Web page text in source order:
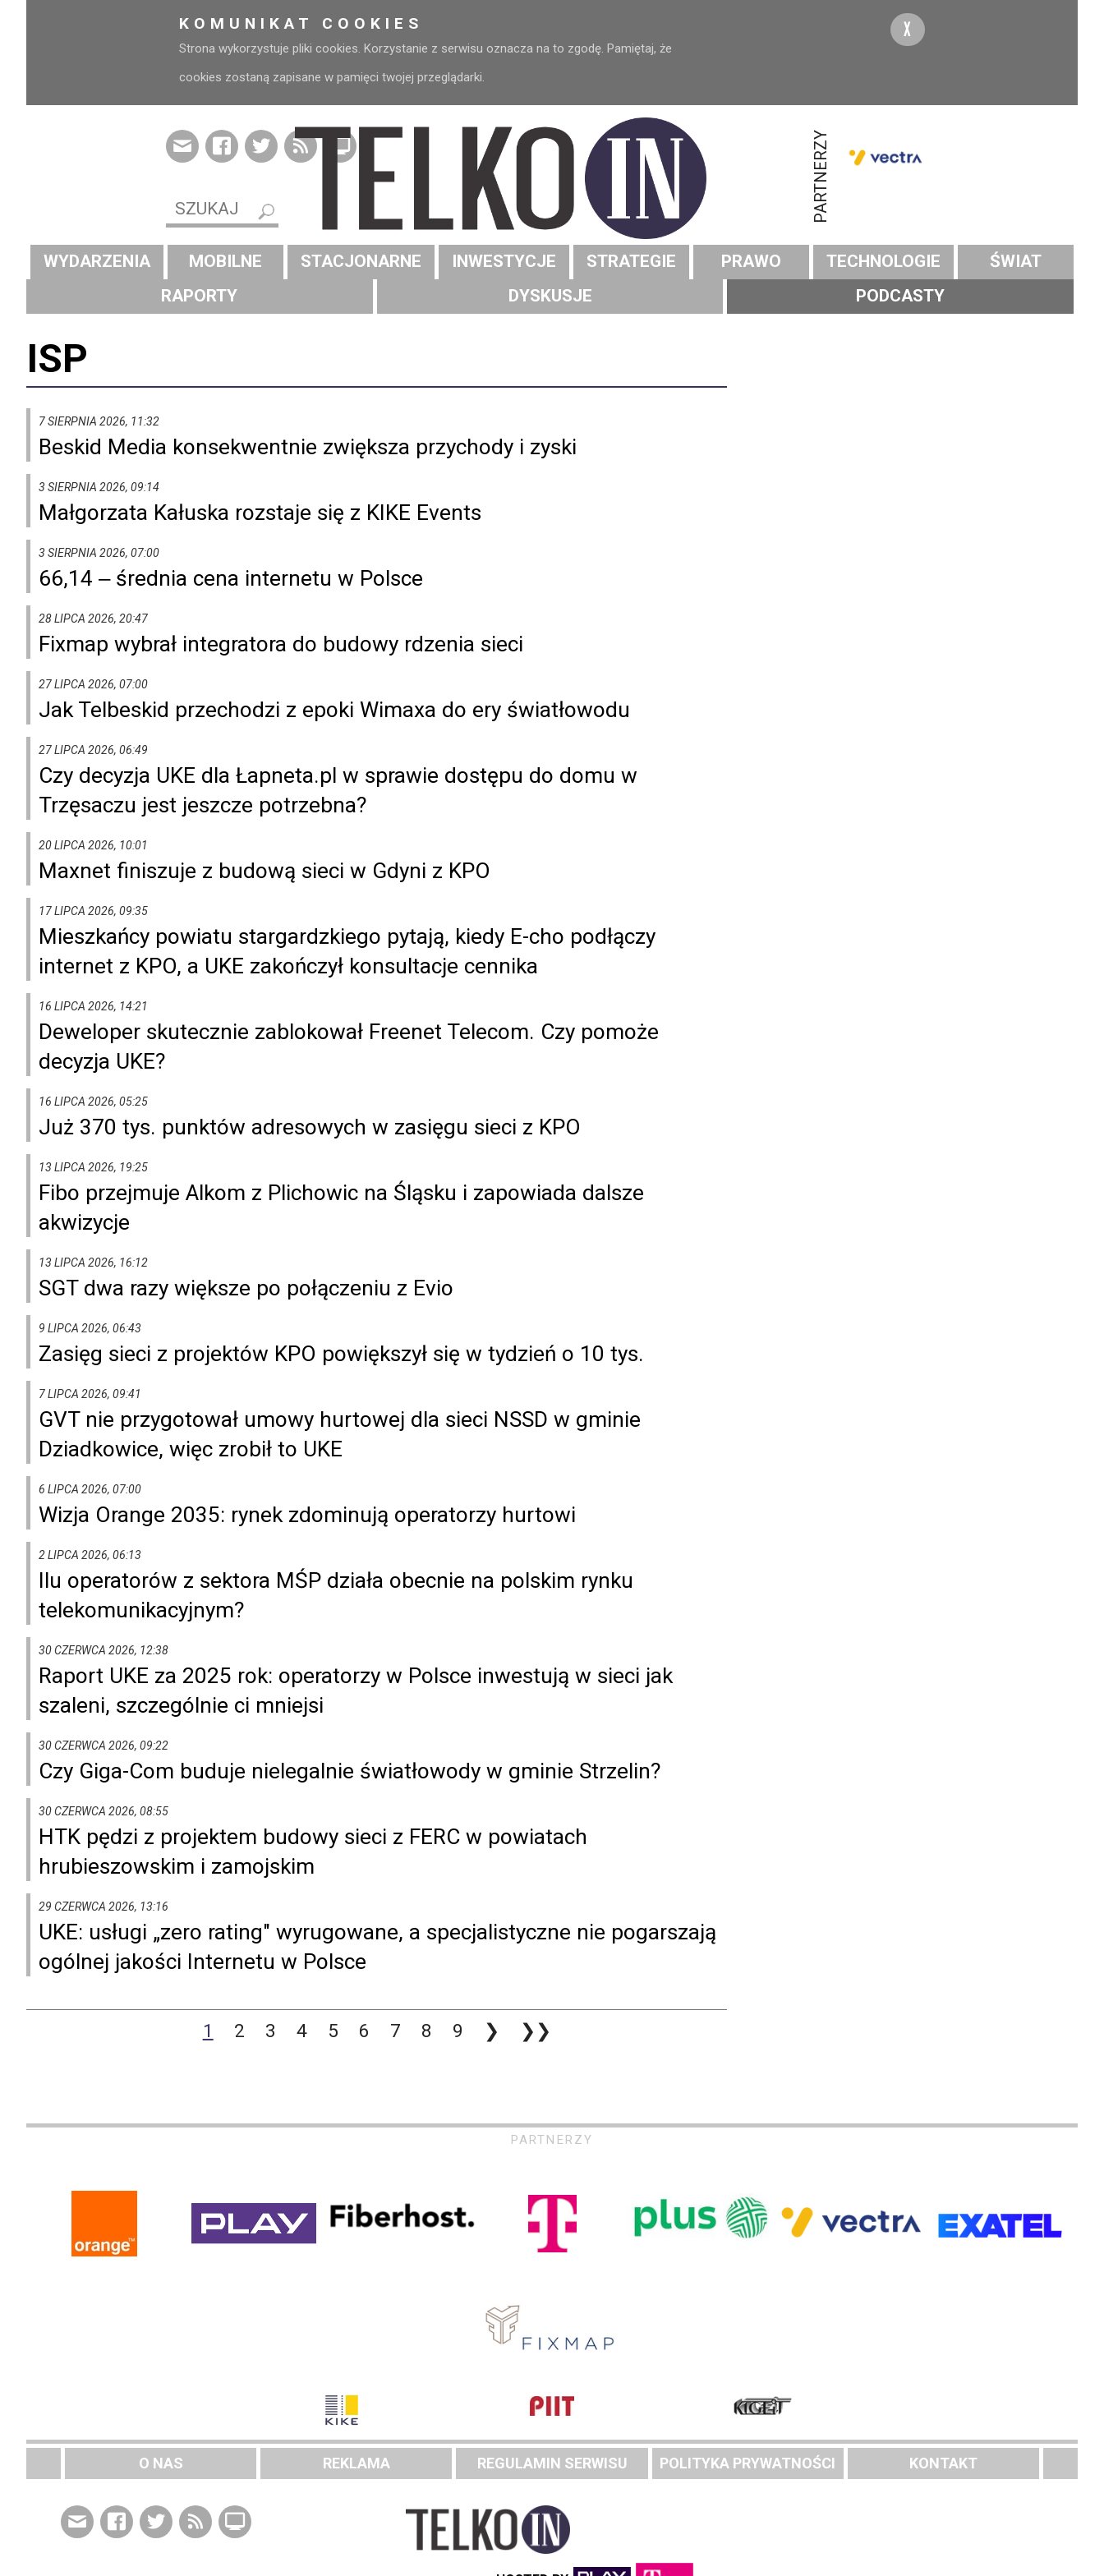
KOMUNIKAT COOKIES
Strona wykorzystuje pliki cookies. Korzystanie z serwisu oznacza na to zgodę. Pamiętaj, że
cookies zostaną zapisane w pamięci twojej przeglądarki.
X
PARTNERZY
WYDARZENIA MOBILNE STACJONARNE INWESTYCJE STRATEGIE PRAWO TECHNOLOGIE
ŚWIAT
RAPORTY
DYSKUSJE PODCASTY
ISP
7 SIERPNIA 2026, 11:32
Beskid Media konsekwentnie zwiększa przychody i zyski
3 SIERPNIA 2026, 09:14
Małgorzata Kałuska rozstaje się z KIKE Events
3 SIERPNIA 2026, 07:00
66,14 ‒ średnia cena internetu w Polsce
28 LIPCA 2026, 20:47
Fixmap wybrał integratora do budowy rdzenia sieci
27 LIPCA 2026, 07:00
Jak Telbeskid przechodzi z epoki Wimaxa do ery światłowodu
27 LIPCA 2026, 06:49
Czy decyzja UKE dla Łapneta.pl w sprawie dostępu do domu w
Trzęsaczu jest jeszcze potrzebna?
20 LIPCA 2026, 10:01
Maxnet finiszuje z budową sieci w Gdyni z KPO
17 LIPCA 2026, 09:35
Mieszkańcy powiatu stargardzkiego pytają, kiedy E-cho podłączy
internet z KPO, a UKE zakończył konsultacje cennika
16 LIPCA 2026, 14:21
Deweloper skutecznie zablokował Freenet Telecom. Czy pomoże
decyzja UKE?
16 LIPCA 2026, 05:25
Już 370 tys. punktów adresowych w zasięgu sieci z KPO
13 LIPCA 2026, 19:25
Fibo przejmuje Alkom z Plichowic na Śląsku i zapowiada dalsze
akwizycje
13 LIPCA 2026, 16:12
SGT dwa razy większe po połączeniu z Evio
9 LIPCA 2026, 06:43
Zasięg sieci z projektów KPO powiększył się w tydzień o 10 tys.
7 LIPCA 2026, 09:41
GVT nie przygotował umowy hurtowej dla sieci NSSD w gminie
Dziadkowice, więc zrobił to UKE
6 LIPCA 2026, 07:00
Wizja Orange 2035: rynek zdominują operatorzy hurtowi
2 LIPCA 2026, 06:13
Ilu operatorów z sektora MŚP działa obecnie na polskim rynku
telekomunikacyjnym?
30 CZERWCA 2026, 12:38
Raport UKE za 2025 rok: operatorzy w Polsce inwestują w sieci jak
szaleni, szczególnie ci mniejsi
30 CZERWCA 2026, 09:22
Czy Giga-Com buduje nielegalnie światłowody w gminie Strzelin?
30 CZERWCA 2026, 08:55
HTK pędzi z projektem budowy sieci z FERC w powiatach
hrubieszowskim i zamojskim
29 CZERWCA 2026, 13:16
UKE: usługi „zero rating" wyrugowane, a specjalistyczne nie pogarszają
ogólnej jakości Internetu w Polsce
1 2 3 4 5 6 7 8 9 ❯ ❯❯
PARTNERZY
O NAS REKLAMA REGULAMIN SERWISU POLITYKA PRYWATNOŚCI KONTAKT